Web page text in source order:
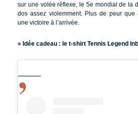
sur une volée réflexe, le 5e mondial de la
dos assez violemment. Plus de peur que
une victoire à l’arrivée.
» Idée cadeau : le t-shirt Tennis Legend